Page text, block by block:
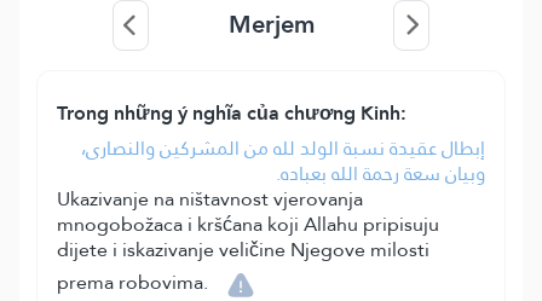
Merjem
Trong những ý nghĩa của chương Kinh:
إبطال عقيدة نسبة الولد لله من المشركين والنصارى،
وبيان سعة رحمة الله بعباده.
Ukazivanje na ništavnost vjerovanja
mnogobožaca i kršćana koji Allahu pripisuju
dijete i iskazivanje veličine Njegove milosti
prema robovima.